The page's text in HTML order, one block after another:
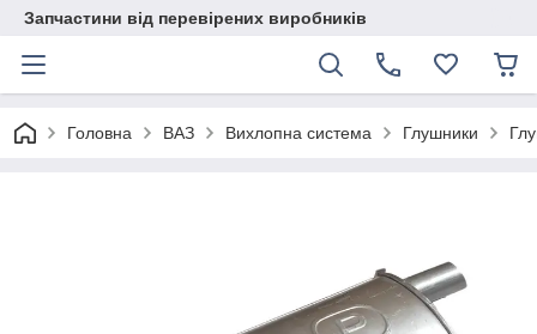
Запчастини від перевірених виробників
Головна ВАЗ Вихлопна система Глушники